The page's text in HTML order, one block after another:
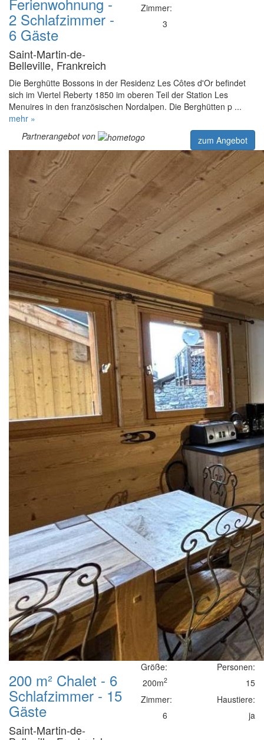
2 Schlafzimmer -
6 Gäste
Saint-Martin-de-
Belleville, Frankreich
Zimmer:
3
Die Berghütte Bossons in der Residenz Les Côtes d'Or befindet
sich im Viertel Reberty 1850 im oberen Teil der Station Les
Menuires in den französischen Nordalpen. Die Berghütten p ...
mehr »
Partnerangebot von
zum Angebot
200 m² Chalet - 6
Schlafzimmer - 15
Gäste
Saint-Martin-de-
Größe:
200m2
Zimmer:
6
Personen:
15
Haustiere:
ja